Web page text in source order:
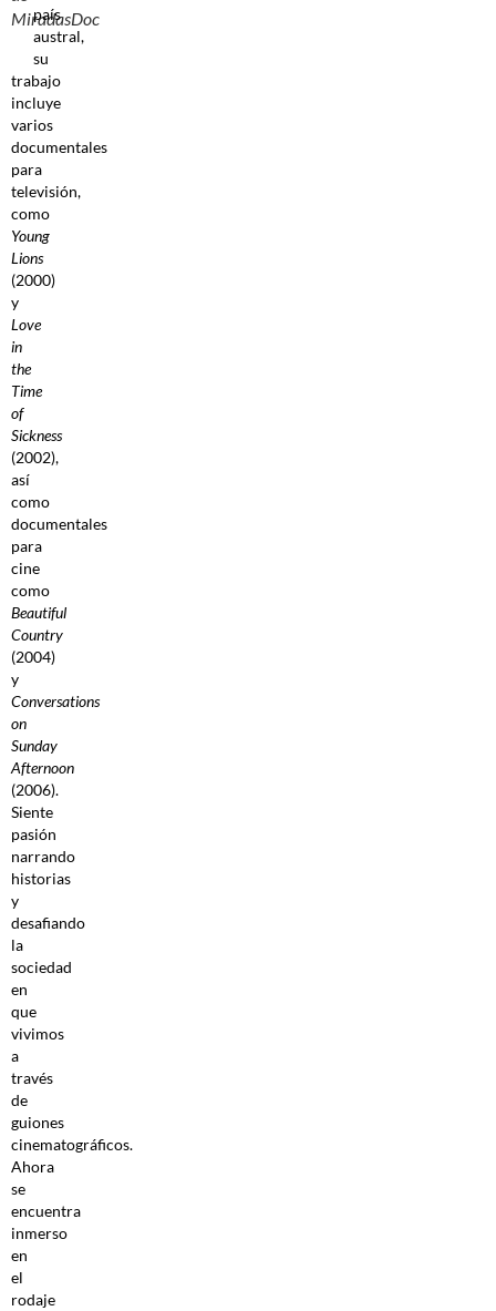
MiradasDoc
país
austral,
su
trabajo
incluye
varios
documentales
para
televisión,
como
Young
Lions
(2000)
y
Love
in
the
Time
of
Sickness
(2002),
así
como
documentales
para
cine
como
Beautiful
Country
(2004)
y
Conversations
on
Sunday
Afternoon
(2006).
Siente
pasión
narrando
historias
y
desafiando
la
sociedad
en
que
vivimos
a
través
de
guiones
cinematográficos.
Ahora
se
encuentra
inmerso
en
el
rodaje